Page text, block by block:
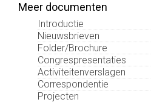
Meer documenten
Introductie
Nieuwsbrieven
Folder/Brochure
Congrespresentaties
Activiteitenverslagen
Correspondentie
Projecten